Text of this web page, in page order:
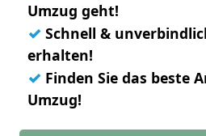
Umzug geht!
✓ Schnell &
erhalten!
✓ Finden Sie das beste
Umzug!